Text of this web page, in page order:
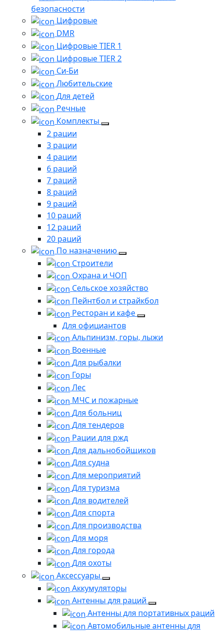
безопасности
Цифровые
DMR
Цифровые TIER 1
Цифровые TIER 2
Си-Би
Любительские
Для детей
Речные
Комплекты
2 рации
3 рации
4 рации
6 раций
7 раций
8 раций
9 раций
10 раций
12 раций
20 раций
По назначению
Строители
Охрана и ЧОП
Сельское хозяйство
Пейнтбол и страйкбол
Ресторан и кафе
Для официантов
Альпинизм, горы, лыжи
Военные
Для рыбалки
Горы
Лес
МЧС и пожарные
Для больниц
Для тендеров
Рации для ржд
Для дальнобойщиков
Для судна
Для мероприятий
Для туризма
Для водителей
Для спорта
Для производства
Для моря
Для города
Для охоты
Аксессуары
Аккумуляторы
Антенны для раций
Антенны для портативных раций
Автомобильные антенны для